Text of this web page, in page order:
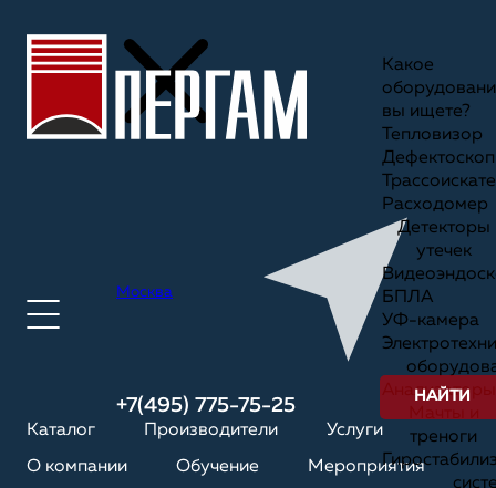
Москва
+7(495) 775-75-25
Каталог Производители Услуги
О компании Обучение Мероприятия
Какое
вы ищете?
Тепловизор
Дефектоскоп
Расходомер
Детекторы
утечек
БПЛА
УФ-камера
Анализаторы
треноги
НАЙТИ